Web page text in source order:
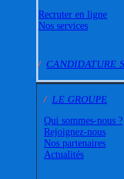
Recruter en ligne
Nos services
/ CANDIDATURE
/ LE GROUPE
Qui sommes-nous ?
Rejoignez-nous
Nos partenaires
Actualités